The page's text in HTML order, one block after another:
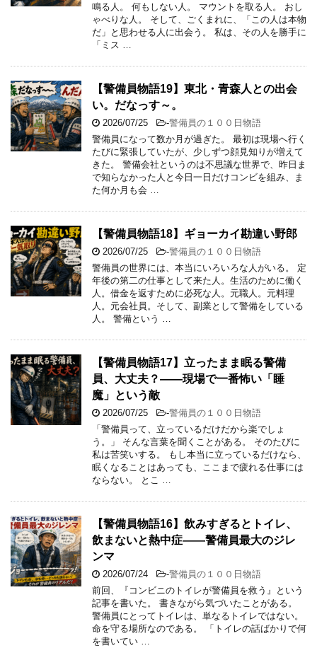
鳴る人。 何もしない人。 マウントを取る人。 おし
ゃべりな人。 そして、ごくまれに、「この人は本物
だ」と思わせる人に出会う。 私は、その人を勝手に
「ミス …
【警備員物語19】東北・青森人との出会
い。だなっす～。
2026/07/25 -警備員の１００日物語
警備員になって数か月が過ぎた。 最初は現場へ行く
たびに緊張していたが、少しずつ顔見知りが増えて
きた。 警備会社というのは不思議な世界で、昨日ま
で知らなかった人と今日一日だけコンビを組み、ま
た何か月も会 …
【警備員物語18】ギョーカイ勘違い野郎
2026/07/25 -警備員の１００日物語
警備員の世界には、本当にいろいろな人がいる。 定
年後の第二の仕事として来た人。生活のために働く
人。借金を返すために必死な人。元職人。元料理
人。元会社員。そして、副業として警備をしている
人。 警備という …
【警備員物語17】立ったまま眠る警備
員、大丈夫？――現場で一番怖い「睡
魔」という敵
2026/07/25 -警備員の１００日物語
「警備員って、立っているだけだから楽でしょ
う。」 そんな言葉を聞くことがある。 そのたびに
私は苦笑いする。 もし本当に立っているだけなら、
眠くなることはあっても、ここまで疲れる仕事には
ならない。 とこ …
【警備員物語16】飲みすぎるとトイレ、
飲まないと熱中症――警備員最大のジレ
ンマ
2026/07/24 -警備員の１００日物語
前回、『コンビニのトイレが警備員を救う』という
記事を書いた。 書きながら気づいたことがある。
警備員にとってトイレは、単なるトイレではない。
命を守る場所なのである。 「トイレの話ばかりで何
を書いてい …